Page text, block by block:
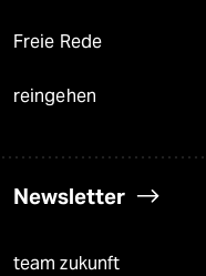
Freie Rede
reingehen
Newsletter
team zukunft